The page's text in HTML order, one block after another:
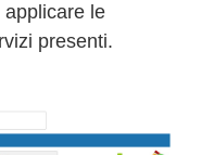
applicare le
presenti.